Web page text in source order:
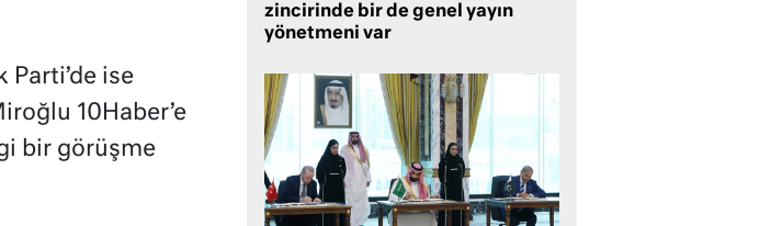
Parti’de ise
10Haber’e
bir görüşme
zincirinde bir de genel yayın
yönetmeni var